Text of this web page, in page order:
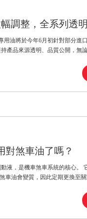
調整，全系列透明
油將於今年6月初針對部分進
產品來源透明、品質公開，無
對煞車油了嗎？
液，是機車煞車系統的核心。
車油會變質，因此定期更換至關